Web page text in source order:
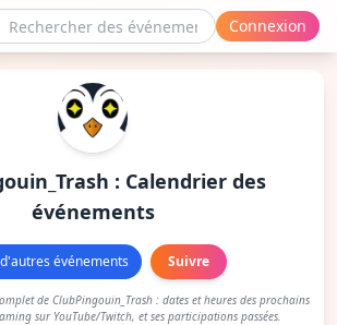
Connexion
: Calendrier des
événements
événements Suivre
de ClubPingouin_Trash : dates et heures des prochains
sur YouTube/Twitch, et ses participations passées.